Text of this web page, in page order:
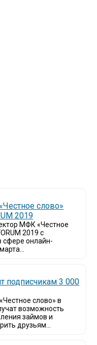
слово»
2019
МФК «Честное
2019 с
сфере онлайн-
подписчикам 3 000
слово» в
возможность
займов и
друзьям...